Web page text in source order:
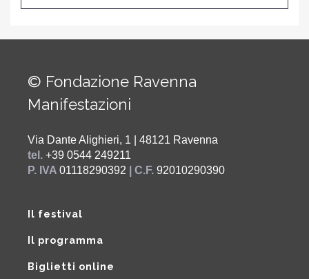
© Fondazione Ravenna
Manifestazioni
Via Dante Alighieri, 1 | 48121 Ravenna
tel. +39 0544 249211
P. IVA 01118290392 | C.F. 92010290390
Il festival
Il programma
Biglietti online